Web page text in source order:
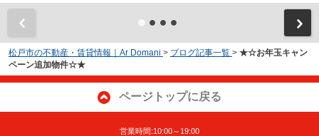
松戸市の不動産・賃貸情報｜Ar Domani > ブログ記事一覧 > ★☆お年玉キャン
ペーン追加物件☆★
ページトップに戻る
営業時間:10:00～19:00